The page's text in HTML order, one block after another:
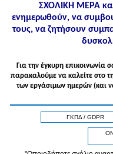
ΣΧΟΛΙΚΗ ΜΕΡΑ
ενημερωθούν, να
τους, να ζητήσουν
Για την έγκυρη επικοινωνία
παρακαλούμε να καλείτε στo
των εργάσιμων ημερών (και
ΓΚΠΔ / GDPR